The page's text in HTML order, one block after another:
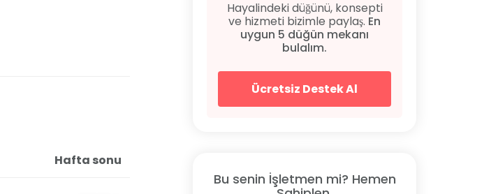
Hafta sonu
Hayalindeki düğünü, konsepti
ve hizmeti bizimle paylaş. En
uygun 5 düğün mekanı
bulalım.
Ücretsiz Destek Al
Bu senin İşletmen mi? Hemen